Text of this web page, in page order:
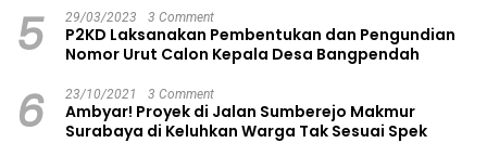
5 29/03/2023 3 Comment
P2KD Laksanakan Pembentukan dan Pengundian
Nomor Urut Calon Kepala Desa Bangpendah
6 23/10/2021 3 Comment
Ambyar! Proyek di Jalan Sumberejo Makmur
Surabaya di Keluhkan Warga Tak Sesuai Spek